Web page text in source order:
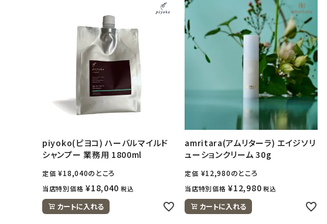
キッズ・ベビー・マタニティ
フード・ドリンク
定期購入
オリジナルブランド
ナチュラムーン
piyoko(ピヨコ) ハーバルマイルド
シャンプー 業務用 1800ml
定価 ¥18,040のところ
当店特別価格 ¥18,040 税込
カートに入れる
amritara(アムリターラ) エイジソリ
ューションクリーム 30g
定価 ¥12,980のところ
当店特別価格 ¥12,980 税込
カートに入れる